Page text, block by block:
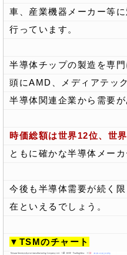
車、産業機器メーカー等に
行っています。
半導体チップの製造を専
頭にAMD、メディアテッ
半導体関連企業から需要が
時価総額は世界12位、世
ともに確かな半導体メーカ
今後も半導体需要が続く
在といえるでしょう。
▼TSMのチャート